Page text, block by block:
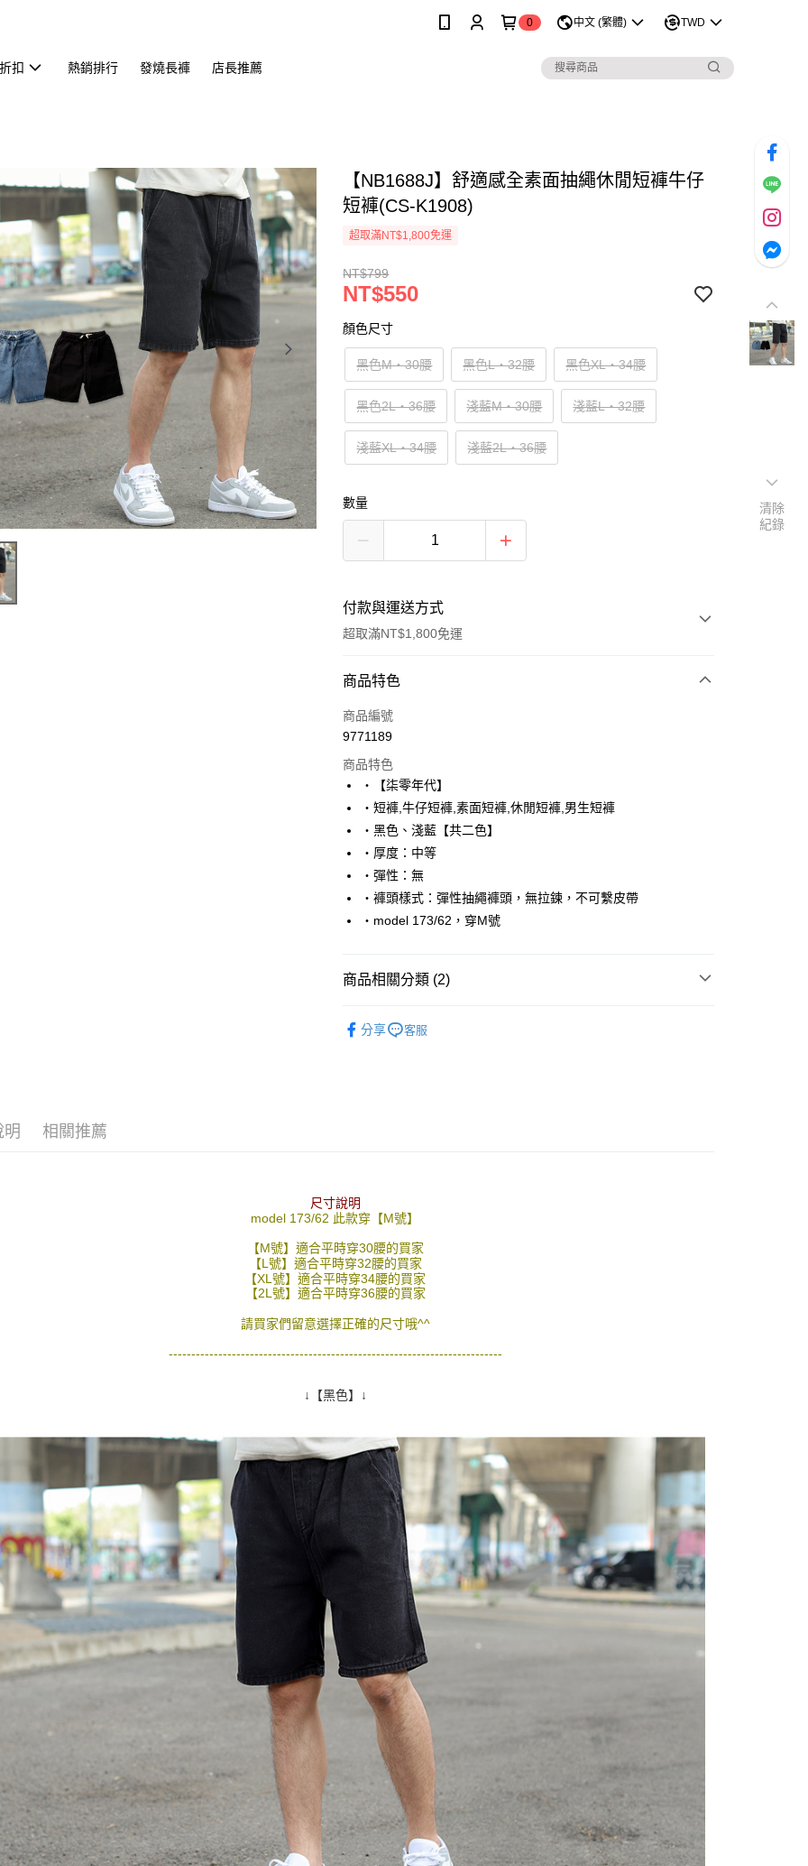
0 中文 (繁體) TWD
扣 熱銷排行 發燒長褲 店長推薦
【NB1688J】舒適感全素面抽繩休閒短褲牛仔
短褲(CS-K1908)
超取滿NT$1,800免運
NT$799
NT$550
顏色尺寸
黑色M‧30腰 黑色L‧32腰 黑色XL‧34腰
黑色2L‧36腰 淺藍M‧30腰 淺藍L‧32腰
淺藍XL‧34腰 淺藍2L‧36腰
數量
付款與運送方式
超取滿NT$1,800免運
付款方式
信用卡一次付款
LINE Pay
Apple Pay
街口支付
悠遊付
Google Pay
【關於「AFTEE先享後付」】
１．簡單：不需註冊會員、不需綁卡、不需儲值。
※ 請注意：結帳手續完成當下不需立刻繳費，但若您需要取消訂單，請聯
絡購買商品的店家。未經商家同意取消之訂單仍視為有效，需透過AFTEE
※ 交易是否成功請以「AFTEE先享後付 」之結帳頁面顯示為準，若有關於
是否繳費成功／繳費後需取消欲退款等相關疑問，請聯繫「AFTEE先享後
付客戶支援中心」
１．透過由恩沛科技股份有限公司提供之「AFTEE先享後付」服務完成之
求債權轉讓予恩沛科技股份有限公司。
https://aftee.tw/terms/#terms3
任。
４．使用「AFTEE先享後付」時，將依據個別帳號之用戶狀況，依本公司
即時審查核予不同之上限額度；若仍有額度不足之情形，本公司將視審查
結果請求用戶進行身份認證。
５．嚴禁一人註冊多個帳號或使用他人資訊註冊。若發現惡意使用之情
形，恩沛科技股份有限公司將有權停止該用戶之使用額度並採取法律行
7-11付款取貨
先付款後7-11取貨
每筆NT$80，滿NT$1,800(含以上)免運費
宅配
商品特色
商品編號
9771189
商品特色
‧【柒零年代】
‧短褲,牛仔短褲,素面短褲,休閒短褲,男生短褲
‧黑色、淺藍【共二色】
‧厚度：中等
‧彈性：無
‧褲頭樣式：彈性抽繩褲頭，無拉鍊，不可繫皮帶
‧model 173/62，穿M號
商品相關分類 (2)
分享 客服
明 相關推薦
尺寸說明
model 173/62 此款穿【M號】
【M號】適合平時穿30腰的買家
【L號】適合平時穿32腰的買家
【XL號】適合平時穿34腰的買家
【2L號】適合平時穿36腰的買家
請買家們留意選擇正確的尺寸哦^^
--------------------------------------------------------------------------
↓【黑色】↓
清除
紀錄